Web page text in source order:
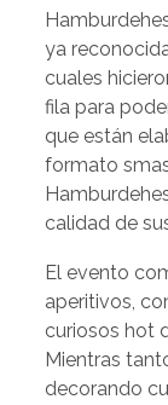
ya
cuales
fila para
que están
formato
calidad de
El evento
aperitivos,
curiosos hot
Mientras
decorando